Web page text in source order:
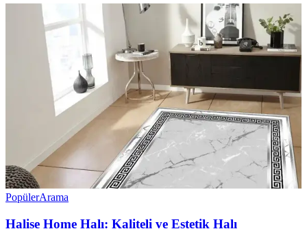
PopülerArama
Halise Home Halı: Kaliteli ve Estetik Halı